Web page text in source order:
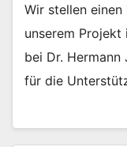
Wir stellen
unserem
bei Dr.
für die